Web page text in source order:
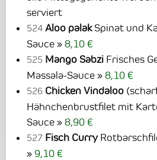
serviert
524 Aloo palakSpinat und
Sauce
8,10 €
525 Mango Sabzi Frisches
Massala-Sauce
8,10 €
526 Chicken Vindaloo
Hähnchenbrustfilet mit
Sauce
8,90 €
527 Fisch Curry
9,10 €